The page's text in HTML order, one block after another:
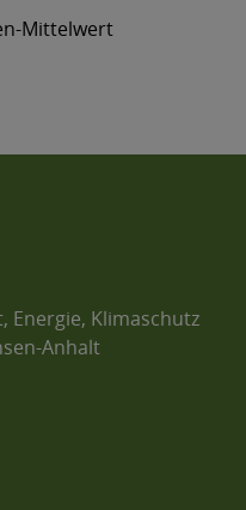
Mittelwert
Energie, Klimaschutz
Anhalt